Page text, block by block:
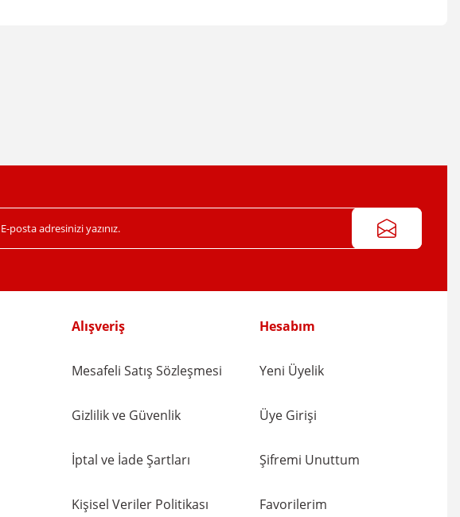
Alışveriş
Mesafeli Satış Sözleşmesi
Gizlilik ve Güvenlik
İptal ve İade Şartları
Kişisel Veriler Politikası
Hesabım
Yeni Üyelik
Üye Girişi
Şifremi Unuttum
Favorilerim